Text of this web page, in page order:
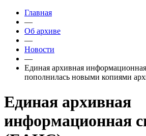
Главная
—
Об архиве
—
Новости
—
Единая архивная
пополнилась новыми копиями
Единая архивная
информационная